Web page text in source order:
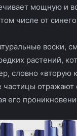
мощную и
числе от
воски,
растений,
словно «вторую
отражают
его